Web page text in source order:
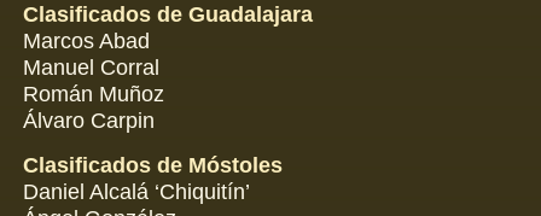
Clasificados de Guadalajara
Marcos Abad
Manuel Corral
Román Muñoz
Álvaro Carpin
Clasificados de Móstoles
Daniel Alcalá ‘Chiquitín’